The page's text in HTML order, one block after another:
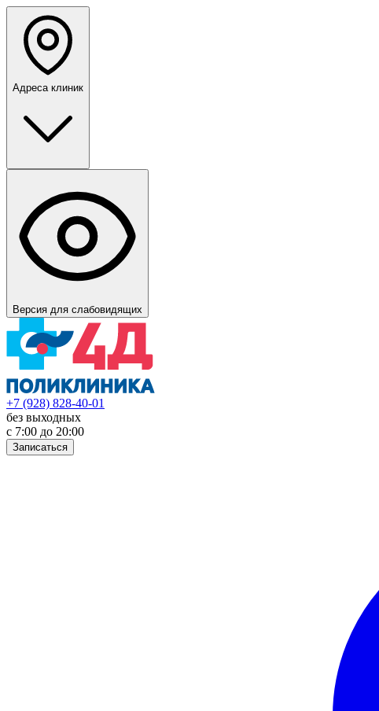
Адреса клиник
Версия для слабовидящих
+7 (928) 828-40-01
без выходных
с 7:00 до 20:00
Записаться